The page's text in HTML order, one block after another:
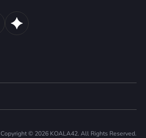
Copyright © 2026 KOALA42. All Rights Reserved.